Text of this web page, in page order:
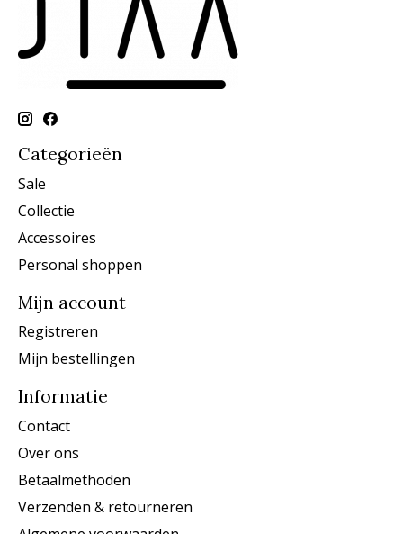
Categorieën
Sale
Collectie
Accessoires
Personal shoppen
Mijn account
Registreren
Mijn bestellingen
Informatie
Contact
Over ons
Betaalmethoden
Verzenden & retourneren